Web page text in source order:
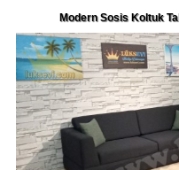
Modern Sosis Koltuk